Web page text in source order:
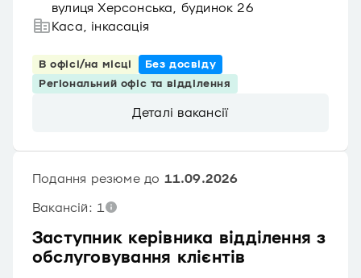
вулиця Херсонська, будинок 26
Каса, інкасація
В офісі/на місці
Без досвіду
Регіональний офіс та відділення
Деталі вакансії
Заступник керівника відділення з
обслуговування клієнтів
Подання резюме до 11.09.2026
Вакансій: 1